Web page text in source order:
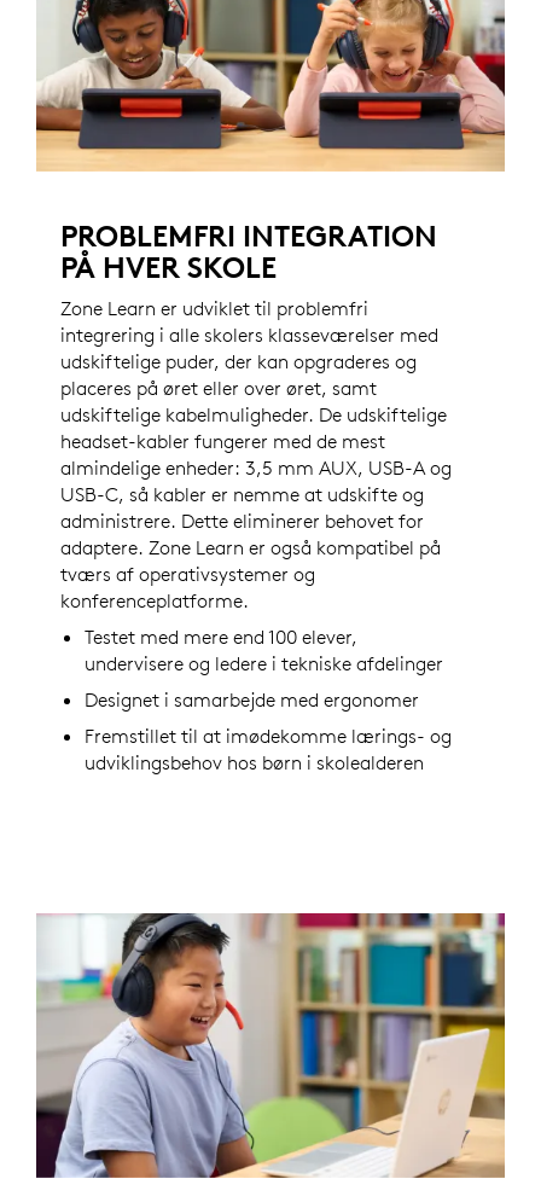
PROBLEMFRI INTEGRATION
PÅ HVER SKOLE
Zone Learn er udviklet til problemfri
integrering i alle skolers klasseværelser med
udskiftelige puder, der kan opgraderes og
placeres på øret eller over øret, samt
udskiftelige kabelmuligheder. De udskiftelige
headset-kabler fungerer med de mest
almindelige enheder: 3,5 mm AUX, USB-A og
USB-C, så kabler er nemme at udskifte og
administrere. Dette eliminerer behovet for
adaptere. Zone Learn er også kompatibel på
tværs af operativsystemer og
konferenceplatforme.
Testet med mere end 100 elever,
undervisere og ledere i tekniske afdelinger
Designet i samarbejde med ergonomer
Fremstillet til at imødekomme lærings- og
udviklingsbehov hos børn i skolealderen